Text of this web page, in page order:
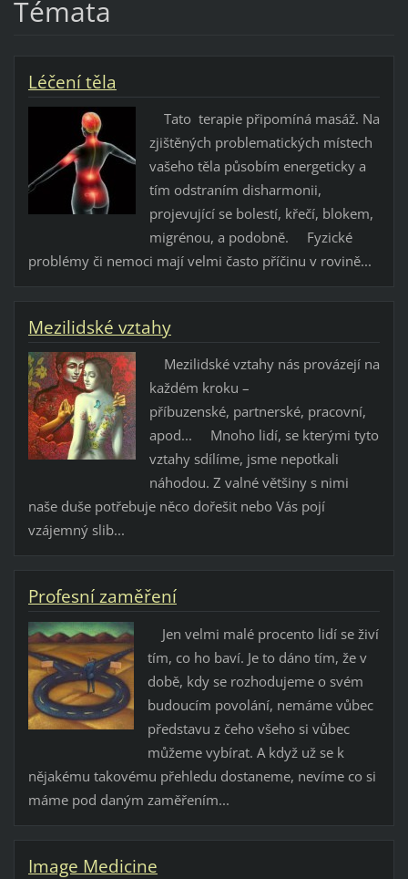
Témata
Léčení těla
Tato terapie připomíná masáž. Na
zjištěných problematických místech
vašeho těla působím energeticky a
tím odstraním disharmonii,
projevující se bolestí, křečí, blokem,
migrénou, a podobně. Fyzické
problémy či nemoci mají velmi často příčinu v rovině...
Mezilidské vztahy
Mezilidské vztahy nás provázejí na
každém kroku –
příbuzenské, partnerské, pracovní,
apod... Mnoho lidí, se kterými tyto
vztahy sdílíme, jsme nepotkali
náhodou. Z valné většiny s nimi
naše duše potřebuje něco dořešit nebo Vás pojí
vzájemný slib...
Profesní zaměření
Jen velmi malé procento lidí se živí
tím, co ho baví. Je to dáno tím, že v
době, kdy se rozhodujeme o svém
budoucím povolání, nemáme vůbec
představu z čeho všeho si vůbec
můžeme vybírat. A když už se k
nějakému takovému přehledu dostaneme, nevíme co si
máme pod daným zaměřením...
Image Medicine